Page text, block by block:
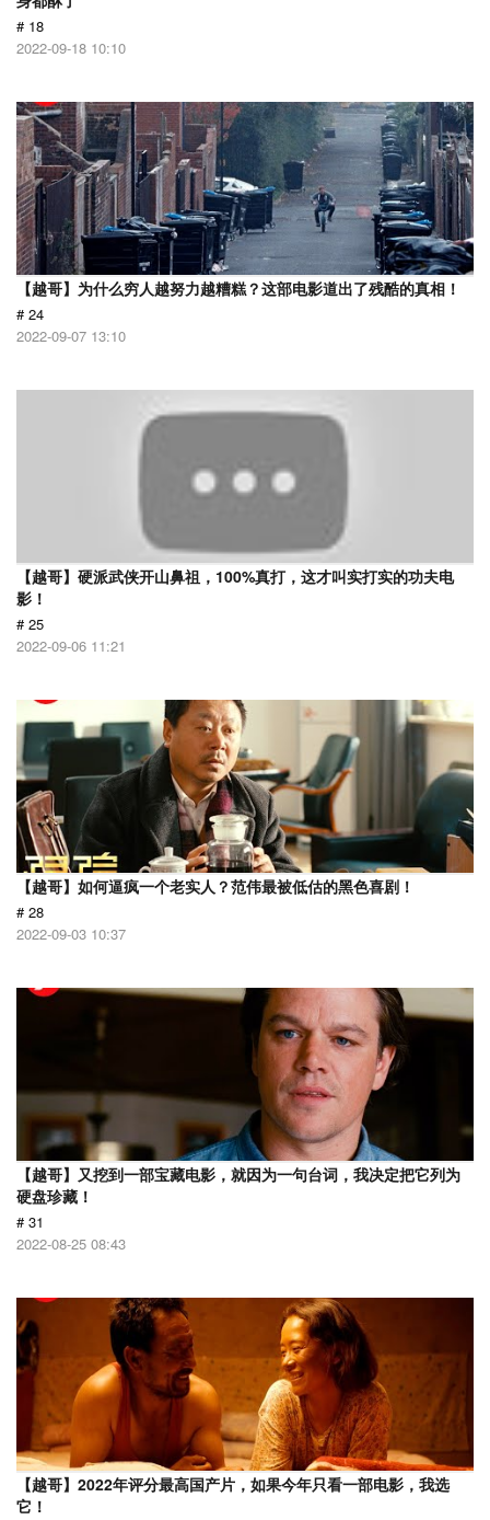
# 18
2022-09-18 10:10
【越哥】为什么穷人越努力越糟糕？这部电影道出了残酷的真相！
# 24
2022-09-07 13:10
【越哥】硬派武侠开山鼻祖，100%真打，这才叫实打实的功夫电
影！
# 25
2022-09-06 11:21
【越哥】如何逼疯一个老实人？范伟最被低估的黑色喜剧！
# 28
2022-09-03 10:37
【越哥】又挖到一部宝藏电影，就因为一句台词，我决定把它列为
硬盘珍藏！
# 31
2022-08-25 08:43
【越哥】2022年评分最高国产片，如果今年只看一部电影，我选
它！